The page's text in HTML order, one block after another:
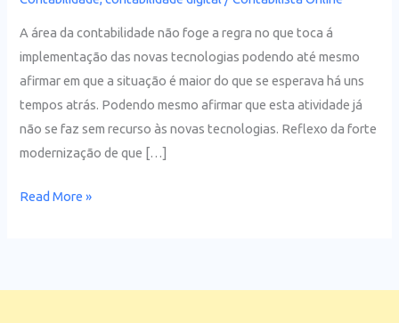
A área da contabilidade não foge a regra no que toca á
implementação das novas tecnologias podendo até mesmo
afirmar em que a situação é maior do que se esperava há uns
tempos atrás. Podendo mesmo afirmar que esta atividade já
não se faz sem recurso às novas tecnologias. Reflexo da forte
modernização de que […]
sem
novas
tecnologias
Read More »